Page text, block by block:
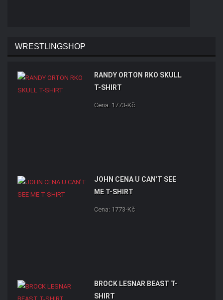
WRESTLINGSHOP
RANDY ORTON RKO SKULL
T-SHIRT
Cena: 1773-Kč
JOHN CENA U CAN'T SEE
ME T-SHIRT
Cena: 1773-Kč
BROCK LESNAR BEAST T-
SHIRT